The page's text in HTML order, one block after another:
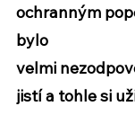
ochranným
bylo
velmi
jistí a tohle si